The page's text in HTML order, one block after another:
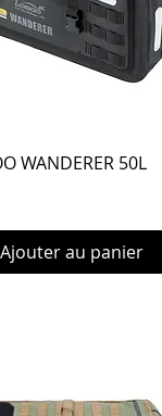
WANDERER 50L
Ajouter au panier